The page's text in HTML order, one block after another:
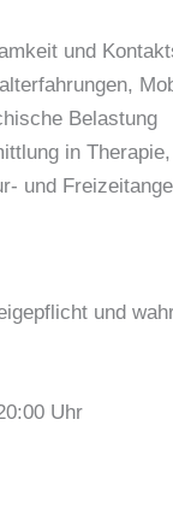
und
Belastung
in
und
und
Uhr